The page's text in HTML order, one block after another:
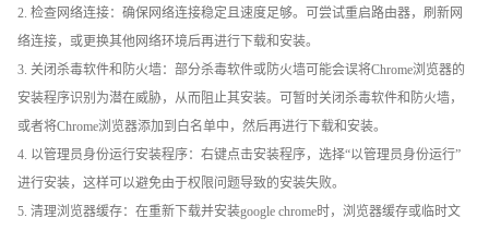
2. 检查网络连接：确保网络连接稳定且速度足够。可尝试重启路由器，刷新网
络连接，或更换其他网络环境后再进行下载和安装。
3. 关闭杀毒软件和防火墙：部分杀毒软件或防火墙可能会误将Chrome浏览器的
安装程序识别为潜在威胁，从而阻止其安装。可暂时关闭杀毒软件和防火墙，
或者将Chrome浏览器添加到白名单中，然后再进行下载和安装。
4. 以管理员身份运行安装程序：右键点击安装程序，选择“以管理员身份运行”
进行安装，这样可以避免由于权限问题导致的安装失败。
5. 清理浏览器缓存：在重新下载并安装google chrome时，浏览器缓存或临时文